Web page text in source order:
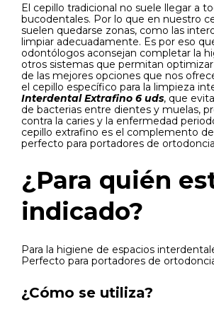
El cepillo tradicional no suele llegar a
bucodentales. Por lo que en nuestro
suelen quedarse zonas, como las
limpiar adecuadamente. Es por eso
odontólogos aconsejan completar la
otros sistemas que permitan
de las mejores opciones que nos
el cepillo específico para la limpieza
Interdental Extrafino 6 uds, que
de bacterias entre dientes y muelas,
contra la caries y la enfermedad
cepillo extrafino es el complemento
perfecto para portadores de
¿Para quién
indicado?
Para la higiene de espacios
Perfecto para portadores de
¿Cómo se utiliza?